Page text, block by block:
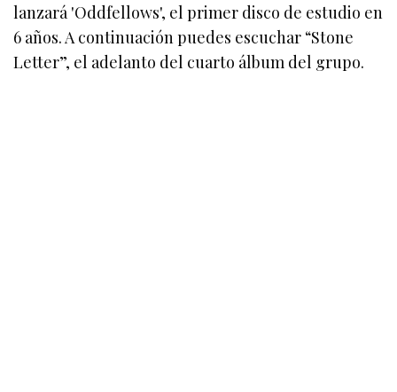
lanzará 'Oddfellows', el primer disco de estudio en
6 años. A continuación puedes escuchar “Stone
Letter”, el adelanto del cuarto álbum del grupo.